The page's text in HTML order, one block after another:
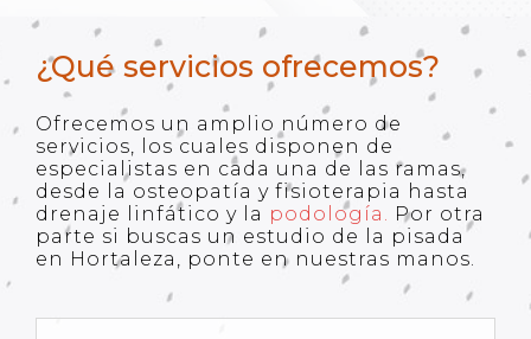
¿Qué servicios ofrecemos?
Ofrecemos un amplio número de
servicios, los cuales disponen de
especialistas en cada una de las ramas,
desde la osteopatía y fisioterapia hasta
drenaje linfático y la podología. Por otra
parte si buscas un estudio de la pisada
en Hortaleza, ponte en nuestras manos.